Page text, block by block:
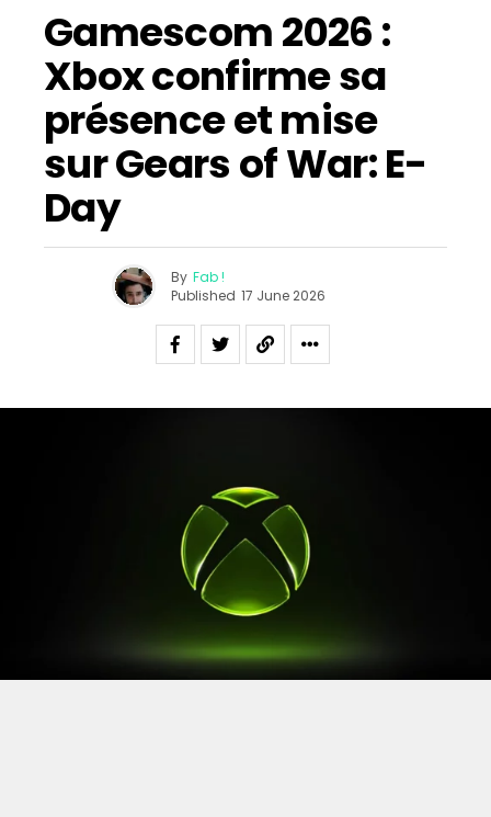
Gamescom 2026 :
Xbox confirme sa
présence et mise
sur Gears of War: E-
Day
By Fab !
Published 17 June 2026